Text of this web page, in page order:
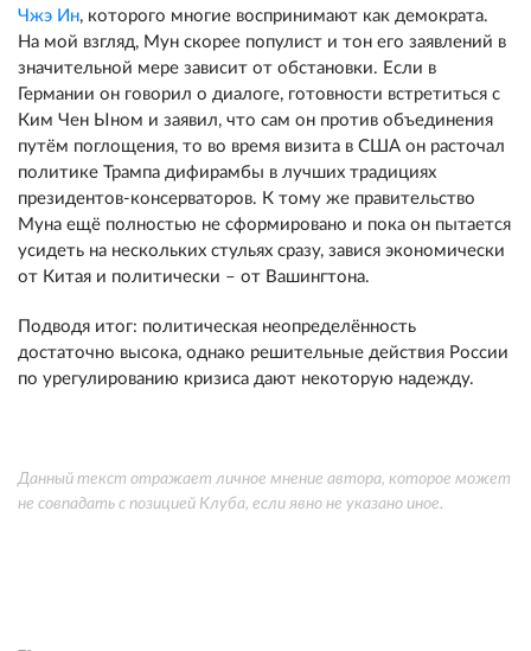
Чжэ Ин, которого многие воспринимают как демократа.
На мой взгляд, Мун скорее популист и тон его заявлений в
значительной мере зависит от обстановки. Если в
Германии он говорил о диалоге, готовности встретиться с
Ким Чен Ыном и заявил, что сам он против объединения
путём поглощения, то во время визита в США он расточал
политике Трампа дифирамбы в лучших традициях
президентов-консерваторов. К тому же правительство
Муна ещё полностью не сформировано и пока он пытается
усидеть на нескольких стульях сразу, завися экономически
от Китая и политически – от Вашингтона.
Подводя итог: политическая неопределённость
достаточно высока, однако решительные действия России
по урегулированию кризиса дают некоторую надежду.
Данный текст отражает личное мнение автора, которое может
не совпадать с позицией Клуба, если явно не указано иное.